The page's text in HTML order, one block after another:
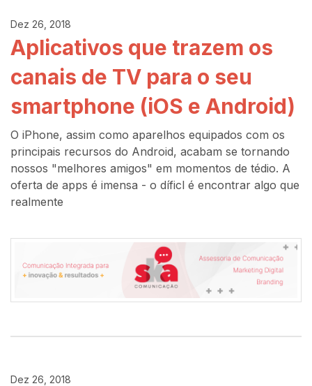
Dez 26, 2018
Aplicativos que trazem os
canais de TV para o seu
smartphone (iOS e Android)
O iPhone, assim como aparelhos equipados com os
principais recursos do Android, acabam se tornando
nossos "melhores amigos" em momentos de tédio. A
oferta de apps é imensa - o díficl é encontrar algo que
realmente
Dez 26, 2018